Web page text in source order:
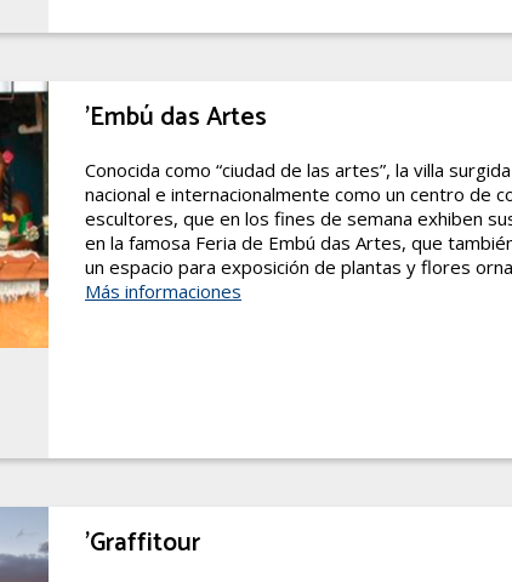
'Embú das Artes
Conocida como “ciudad de las artes”, la villa
nacional e internacionalmente como un centro de
escultores, que en los fines de semana exhiben
en la famosa Feria de Embú das Artes, que
un espacio para exposición de plantas y flores
Más informaciones
'Graffitour